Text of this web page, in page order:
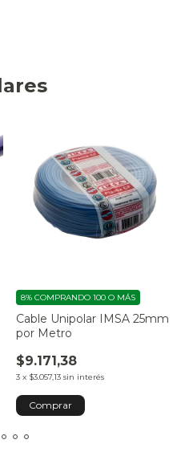
Cable Unipolar IMSA 25mm
por Metro
$9.171,38
3 x $3.057,13 sin interés
8% COMPRANDO 100 O MÁS
Comprar